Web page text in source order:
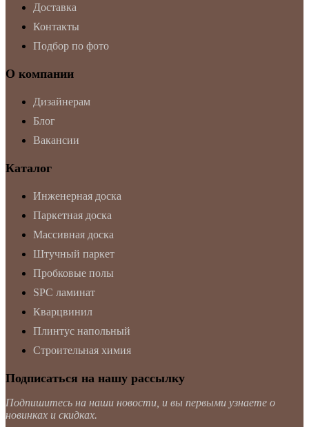
Доставка
Контакты
Подбор по фото
О компании
Дизайнерам
Блог
Вакансии
Каталог
Инженерная доска
Паркетная доска
Массивная доска
Штучный паркет
Пробковые полы
SPC ламинат
Кварцвинил
Плинтус напольный
Строительная химия
Подписаться на нашу рассылку
Подпишитесь на наши новости, и вы первыми узнаете о
новинках и скидках.